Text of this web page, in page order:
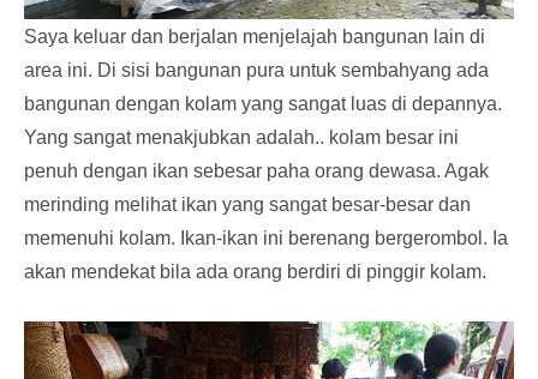
Saya keluar dan berjalan menjelajah bangunan lain di
area ini. Di sisi bangunan pura untuk sembahyang ada
bangunan dengan kolam yang sangat luas di depannya.
Yang sangat menakjubkan adalah.. kolam besar ini
penuh dengan ikan sebesar paha orang dewasa. Agak
merinding melihat ikan yang sangat besar-besar dan
memenuhi kolam. Ikan-ikan ini berenang bergerombol. Ia
akan mendekat bila ada orang berdiri di pinggir kolam.